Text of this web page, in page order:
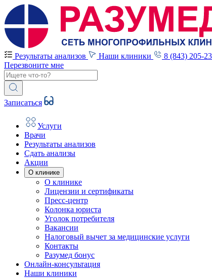
Результаты анализов Наши клиники 8 (843) 205-
Перезвоните мне
Записаться
Услуги
Врачи
Результаты анализов
Сдать анализы
Акции
О клинике
О клинике
Лицензии и сертификаты
Пресс-центр
Колонка юриста
Уголок потребителя
Вакансии
Налоговый вычет за медицинские услуги
Контакты
Разумед бонус
Онлайн-консультация
Наши клиники